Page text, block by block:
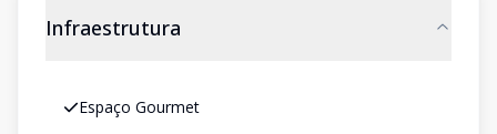
Infraestrutura
Espaço Gourmet